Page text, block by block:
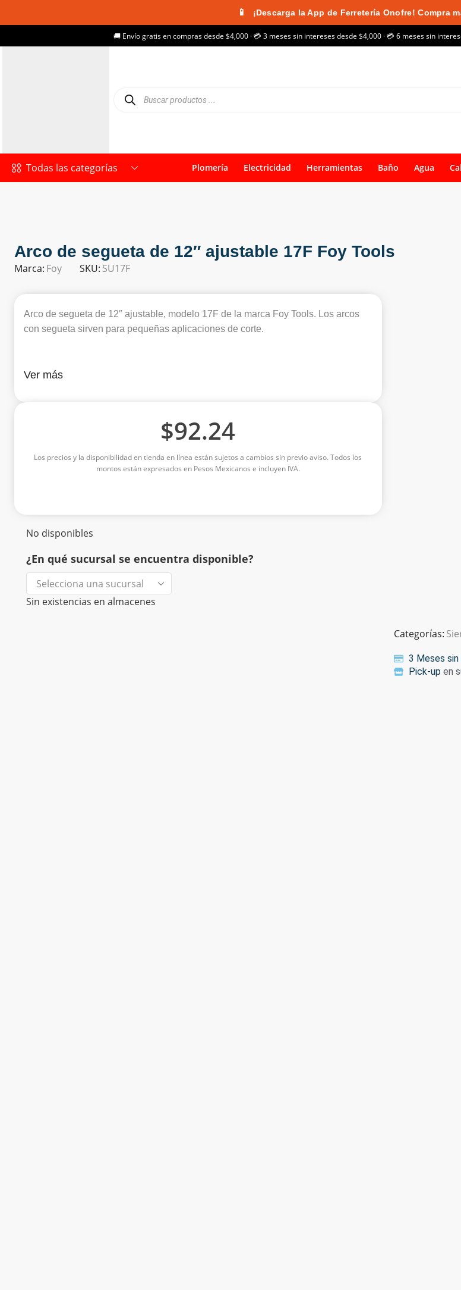
📱 ¡Descarga la App de Ferretería Onofre! Compra
🚚 Envío gratis en compras desde $4,000 · 💳 3 meses sin intereses desde $4,000 · 💳 6 meses sin
Todas las categorías Plomería Electricidad Herramientas Baño Agua
Arco de segueta de 12″ ajustable 17F Foy Tools
Marca: Foy SKU: SU17F
Arco de segueta de 12″ ajustable, modelo 17F de la marca Foy Tools. Los arcos
con segueta sirven para pequeñas aplicaciones de corte.
Ver más
$92.24
Los precios y la disponibilidad en tienda en línea están sujetos a cambios sin previo aviso. Todos los
montos están expresados en Pesos Mexicanos e incluyen IVA.
No disponibles
¿En qué sucursal se encuentra disponible?
Sin existencias en almacenes
Categorías:
3 Meses
Pick-upen